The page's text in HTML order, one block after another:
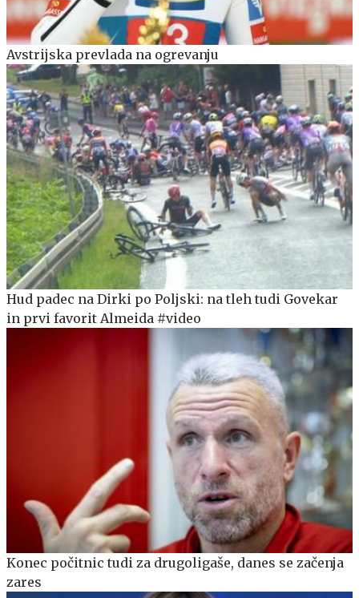
Avstrijska prevlada na ogrevanju
Hud padec na Dirki po Poljski: na tleh tudi Govekar
in prvi favorit Almeida #video
Konec počitnic tudi za drugoligaše, danes se začenja
zares